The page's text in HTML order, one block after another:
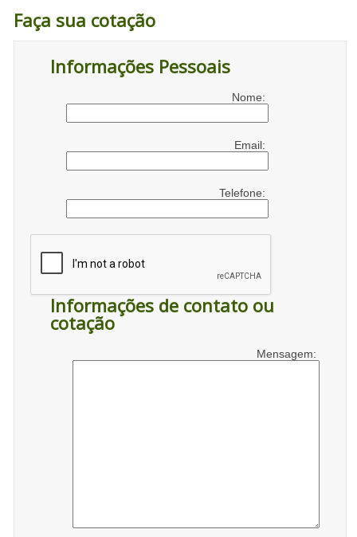
Faça sua cotação
Informações Pessoais
Nome:
Email:
Telefone:
Informações de contato ou
cotação
Mensagem: